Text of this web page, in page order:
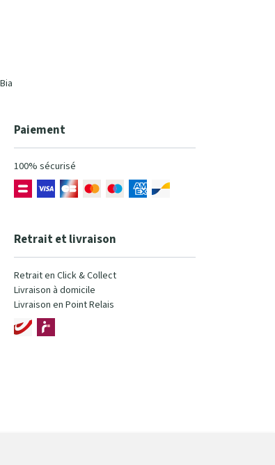
Paiement
100% sécurisé
Retrait et livraison
Retrait en Click & Collect
Livraison à domicile
Livraison en Point Relais